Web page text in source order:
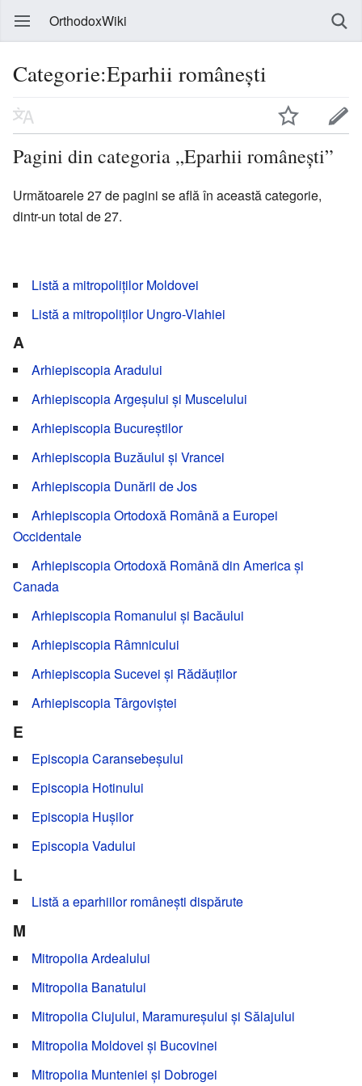
OrthodoxWiki
Categorie:Eparhii românești
Pagini din categoria „Eparhii românești”
Următoarele 27 de pagini se află în această categorie,
dintr-un total de 27.
Listă a mitropoliților Moldovei
Listă a mitropoliților Ungro-Vlahiei
A
Arhiepiscopia Aradului
Arhiepiscopia Argeșului și Muscelului
Arhiepiscopia Bucureștilor
Arhiepiscopia Buzăului și Vrancei
Arhiepiscopia Dunării de Jos
Arhiepiscopia Ortodoxă Română a Europei
Occidentale
Arhiepiscopia Ortodoxă Română din America și
Canada
Arhiepiscopia Romanului și Bacăului
Arhiepiscopia Râmnicului
Arhiepiscopia Sucevei și Rădăuților
Arhiepiscopia Târgoviștei
E
Episcopia Caransebeșului
Episcopia Hotinului
Episcopia Hușilor
Episcopia Vadului
L
Listă a eparhiilor românești dispărute
M
Mitropolia Ardealului
Mitropolia Banatului
Mitropolia Clujului, Maramureșului și Sălajului
Mitropolia Moldovei și Bucovinei
Mitropolia Munteniei și Dobrogei